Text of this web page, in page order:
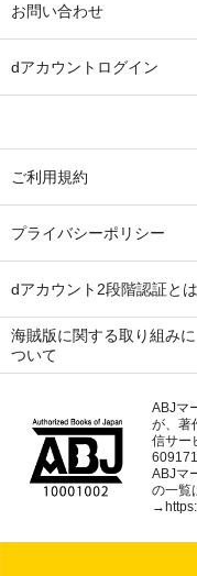
お問い合わせ
dアカウントログイン
ご利用規約
プライバシーポリシー
dアカウント2段階認証とは
海賊版に関する取り組みに
ついて
ABJマ
が、著
信サー
ABJマ
の一覧
→